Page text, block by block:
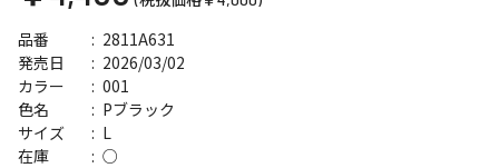
品番 2811A631
発売日 2026/03/02
サイズ L
カラー 001
在庫 ○
色名 Pブラック